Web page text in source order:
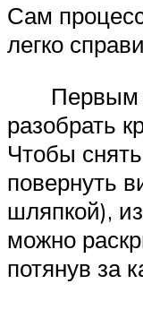
Сам
легко
Первым
разобрать
Чтобы
повернуть
шляпкой),
можно
потянув за